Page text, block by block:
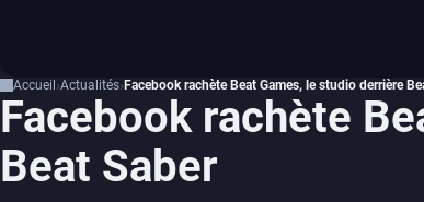
Accueil Actualités Facebook rachète Beat Games, le studio derrière
Facebook rachète
Beat Saber